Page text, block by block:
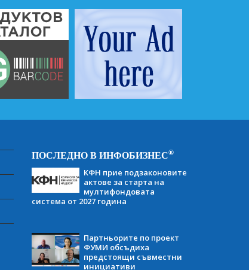
ПОСЛЕДНО В ИНФОБИЗНЕС®
КФН прие подзаконовите
актове за старта на
мултифондовата
система от 2027 година
Партньорите по проект
ФУМИ обсъдиха
предстоящи съвместни
инициативи